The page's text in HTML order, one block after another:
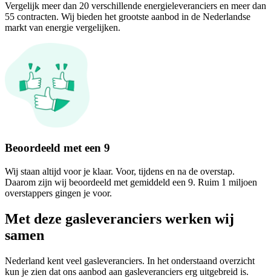
Vergelijk meer dan 20 verschillende energieleveranciers en meer dan
55 contracten. Wij bieden het grootste aanbod in de Nederlandse
markt van energie vergelijken.
Beoordeeld met een 9
Wij staan altijd voor je klaar. Voor, tijdens en na de overstap.
Daarom zijn wij beoordeeld met gemiddeld een 9. Ruim 1 miljoen
overstappers gingen je voor.
Met deze gasleveranciers werken wij
samen
Nederland kent veel gasleveranciers. In het onderstaand overzicht
kun je zien dat ons aanbod aan gasleveranciers erg uitgebreid is.